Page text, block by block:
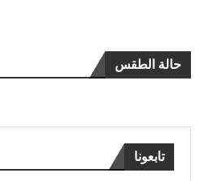
حالة الطقس
تابعونا